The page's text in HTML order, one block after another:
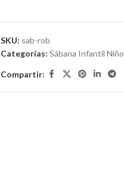
SKU: sab-rob
Categorías: Sábana Infantil Niño
Compartir: